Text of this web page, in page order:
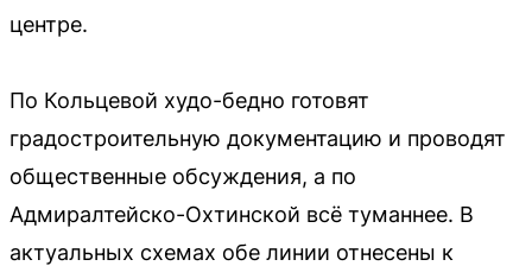
центре.
По Кольцевой худо-бедно готовят
градостроительную документацию и проводят
общественные обсуждения, а по
Адмиралтейско-Охтинской всё туманнее. В
актуальных схемах обе линии отнесены к